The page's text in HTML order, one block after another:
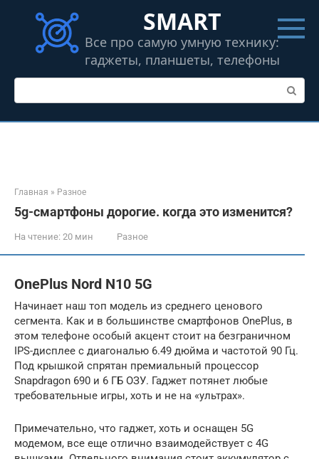
контенту
SMART
Все про самую умную технику:
гаджеты, планшеты, телефоны
Поиск:
Главная » Разное
5g-смартфоны дорогие. когда это изменится?
На чтение: 20 мин Разное
OnePlus Nord N10 5G
Начинает наш топ модель из среднего ценового
сегмента. Как и в большинстве смартфонов OnePlus, в
этом телефоне особый акцент стоит на безграничном
IPS-дисплее с диагональю 6.49 дюйма и частотой 90 Гц.
Под крышкой спрятан премиальный процессор
Snapdragon 690 и 6 ГБ ОЗУ. Гаджет потянет любые
требовательные игры, хоть и не на «ультрах».
Примечательно, что гаджет, хоть и оснащен 5G
модемом, все еще отлично взаимодействует с 4G